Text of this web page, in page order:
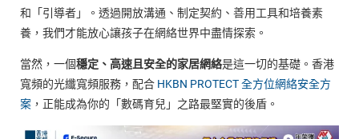
和「引導者」。透過開放溝通、制定契約、善用工具和培養素
養，我們才能放心讓孩子在網絡世界中盡情探索。
當然，一個穩定、高速且安全的家居網絡是這一切的基礎。香港
寬頻的光纖寬頻服務，配合 HKBN PROTECT 全方位網絡安全方
案 ，正能成為你的「數碼育兒」之路最堅實的後盾。